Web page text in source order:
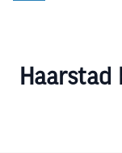
Haarstad